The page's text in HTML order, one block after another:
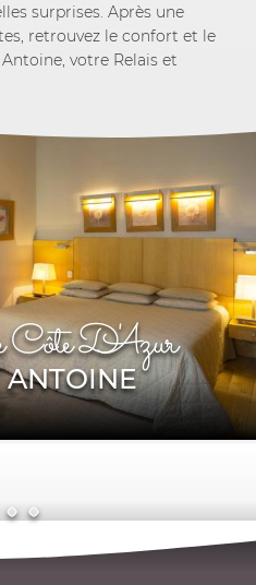
surprises. Après une
retrouvez le confort et le
votre Relais et
Côte D'Azur
ANTOINE